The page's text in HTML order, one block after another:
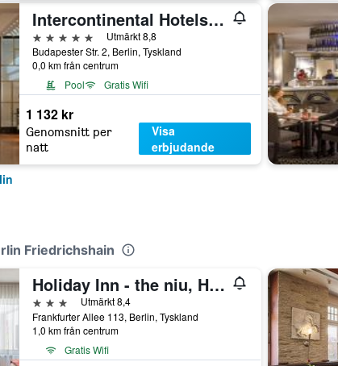
Intercontinental Hotels Berlin By IHG
5 stjärnor
Utmärkt 8,8
Budapester Str. 2, Berlin, Tyskland
0,0 km från centrum
Pool
Gratis Wifi
1 132 kr
Genomsnitt per
natt
Visa
erbjudande
Friedrichshain
Holiday Inn - the niu, Hide Berlin Friedrichshain by IHG
3 stjärnorUtmärkt 8,4
Frankfurter Allee 113, Berlin, Tyskland
1,0 km från centrum
Gratis Wifi